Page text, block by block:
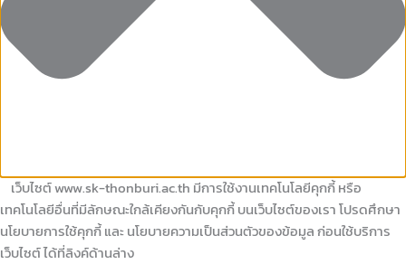
เว็บไซต์ www.sk-thonburi.ac.th มีการใช้งานเทคโนโลยีคุกกี้ หรือ
เทคโนโลยีอื่นที่มีลักษณะใกล้เคียงกันกับคุกกี้ บนเว็บไซต์ของเรา โปรดศึกษา
นโยบายการใช้คุกกี้ และ นโยบายความเป็นส่วนตัวของข้อมูล ก่อนใช้บริการ
เว็บไซต์ ได้ที่ลิงค์ด้านล่าง